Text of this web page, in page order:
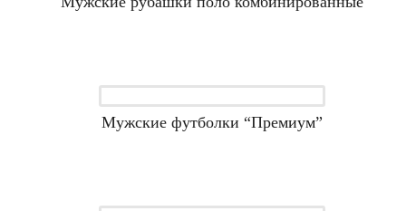
Мужские футболки “Премиум”